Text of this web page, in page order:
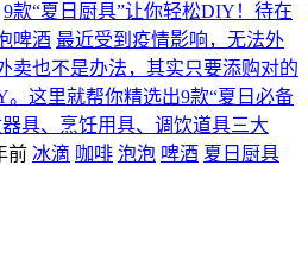
9款“夏日厨具”让你轻松DIY！待在
啤酒 最近受到疫情影响，无法外
卖也不是办法，其实只要添购对的
这里就帮你精选出9款“夏日必备
具、烹饪用具、调饮道具三大
前 冰滴 咖啡 泡泡 啤酒 夏日厨具